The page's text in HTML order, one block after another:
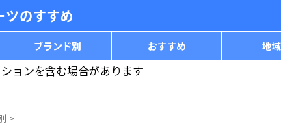
ツのすすめ
ブランド別 おすすめ 地
ョンを含む場合があります
>